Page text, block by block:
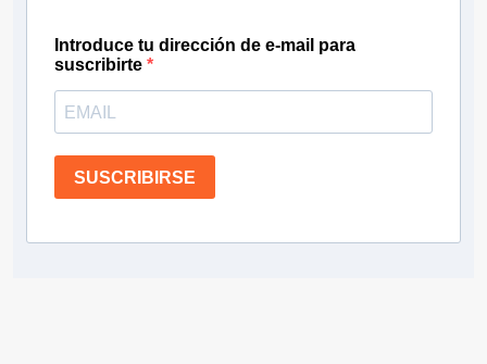
Introduce tu dirección de e-mail para
suscribirte
SUSCRIBIRSE